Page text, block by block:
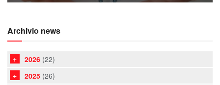
Archivio news
2026 (22)
2025 (26)